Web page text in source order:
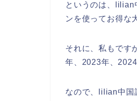
というのは、lilian
ンを使ってお得な
それに、私もです
年、2023年、
なので、lilian中国